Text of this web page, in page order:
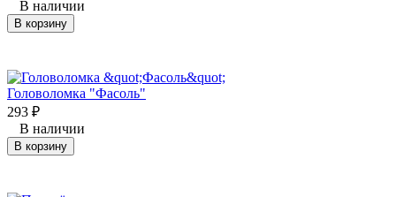
В наличии
В корзину
Головоломка "Фасоль"
293 ₽
В наличии
В корзину